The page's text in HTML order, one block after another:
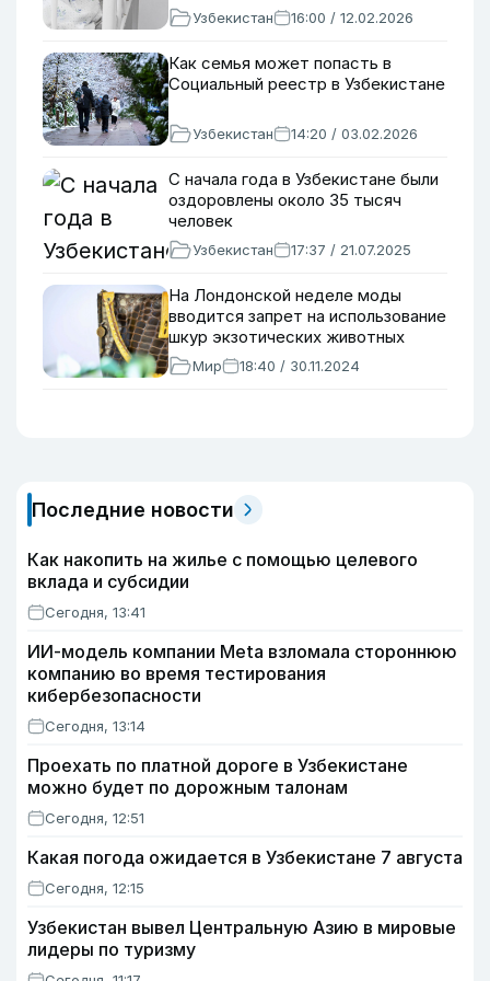
Узбекистан 16:00 / 12.02.2026
Как семья может попасть в
Социальный реестр в Узбекистане
Узбекистан 14:20 / 03.02.2026
С начала года в Узбекистане были
оздоровлены около 35 тысяч
человек
Узбекистан 17:37 / 21.07.2025
На Лондонской неделе моды
вводится запрет на использование
шкур экзотических животных
Мир 18:40 / 30.11.2024
Последние новости
Как накопить на жилье с помощью целевого
вклада и субсидии
Сегодня, 13:41
ИИ-модель компании Meta взломала стороннюю
компанию во время тестирования
кибербезопасности
Сегодня, 13:14
Проехать по платной дороге в Узбекистане
можно будет по дорожным талонам
Сегодня, 12:51
Какая погода ожидается в Узбекистане 7 августа
Сегодня, 12:15
Узбекистан вывел Центральную Азию в мировые
лидеры по туризму